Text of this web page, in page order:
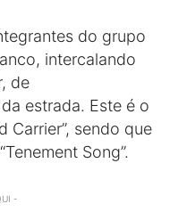
do grupo
intercalando
de
estrada. Este é o
Carrier”, sendo que
Song”.
-